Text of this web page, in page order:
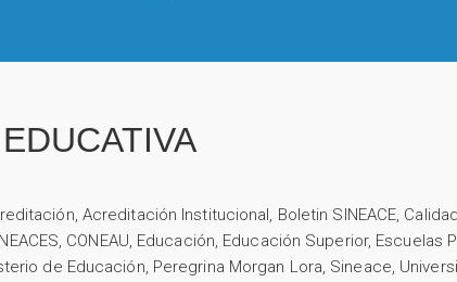
, Acreditación Institucional, Boletin SINEACE,
, CONEAU, Educación, Educación Superior, Escuelas
de Educación, Peregrina Morgan Lora, Sineace,